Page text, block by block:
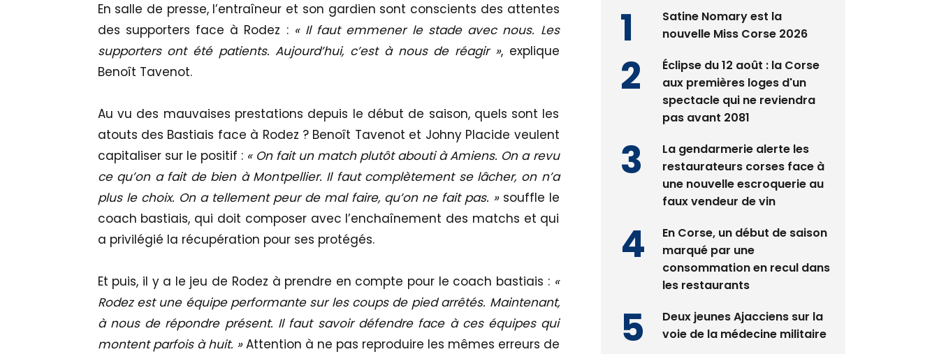
En salle de presse, l’entraîneur et son gardien sont conscients des attentes
des supporters face à Rodez : « Il faut emmener le stade avec nous. Les
supporters ont été patients. Aujourd’hui, c’est à nous de réagir », explique
Benoît Tavenot.
Au vu des mauvaises prestations depuis le début de saison, quels sont les
atouts des Bastiais face à Rodez ? Benoît Tavenot et Johny Placide veulent
capitaliser sur le positif : « On fait un match plutôt abouti à Amiens. On a revu
ce qu’on a fait de bien à Montpellier. Il faut complètement se lâcher, on n’a
plus le choix. On a tellement peur de mal faire, qu’on ne fait pas. »souffle le
coach bastiais, qui doit composer avec l’enchaînement des matchs et qui
a privilégié la récupération pour ses protégés.
Et puis, il y a le jeu de Rodez à prendre en compte pour le coach bastiais : «
Rodez est une équipe performante sur les coups de pied arrêtés. Maintenant,
à nous de répondre présent. Il faut savoir défendre face à ces équipes qui
montent parfois à huit. »Attention à ne pas reproduire les mêmes erreurs de
Satine Nomary est la
nouvelle Miss Corse 2026
Éclipse du 12 août : la Corse
aux premières loges d'un
spectacle qui ne reviendra
pas avant 2081
La gendarmerie alerte les
restaurateurs corses face à
une nouvelle escroquerie au
faux vendeur de vin
En Corse, un début de saison
marqué par une
consommation en recul dans
les restaurants
Deux jeunes Ajacciens sur la
voie de la médecine militaire